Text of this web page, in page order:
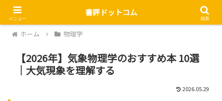
ホーム 物理学
【2026年】気象物理学のおすすめ本 10選
｜大気現象を理解する
2026.05.29
メニュー
書評ドットコム
検索